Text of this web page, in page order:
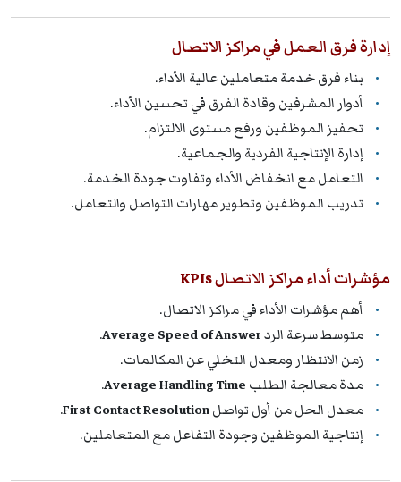
إدارة فرق العمل في مراكز الاتصال
بناء فرق خدمة متعاملين عالية الأداء.
أدوار المشرفين وقادة الفرق في تحسين الأداء.
تحفيز الموظفين ورفع مستوى الالتزام.
إدارة الإنتاجية الفردية والجماعية.
التعامل مع انخفاض الأداء وتفاوت جودة الخدمة.
تدريب الموظفين وتطوير مهارات التواصل والتعامل.
مؤشرات أداء مراكز الاتصال KPIs
أهم مؤشرات الأداء في مراكز الاتصال.
متوسط سرعة الردAverage Speed of Answer
.
زمن الانتظار ومعدل التخلي عن المكالمات.
مدة معالجة الطلب Average Handling Time
.
معدل الحل من أول تواصلFirst Contact Resolution
.
إنتاجية الموظفين وجودة التفاعل مع المتعاملين.